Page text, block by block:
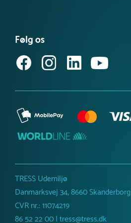
Få vores nyhedsbrev
Købsvilkår (erhverv)
Følg os
TRESS Udemiljø
Danmarksvej 34, 8660 Skanderborg
CVR nr.: 11074219
86 52 22 00 | tress@tress.dk